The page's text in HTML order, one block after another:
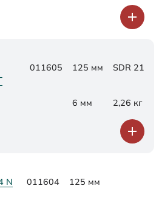
011605 125 мм SDR 21
6 мм 2,26 кг
N
011604 125 мм